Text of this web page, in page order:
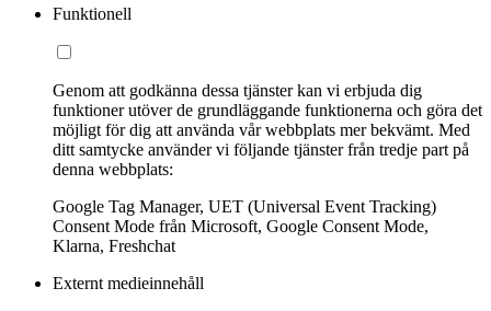
Funktionell
Genom att godkänna dessa tjänster kan vi erbjuda dig
funktioner utöver de grundläggande funktionerna och göra det
möjligt för dig att använda vår webbplats mer bekvämt. Med
ditt samtycke använder vi följande tjänster från tredje part på
denna webbplats:
Google Tag Manager, UET (Universal Event Tracking)
Consent Mode från Microsoft, Google Consent Mode,
Klarna, Freshchat
Externt medieinnehåll